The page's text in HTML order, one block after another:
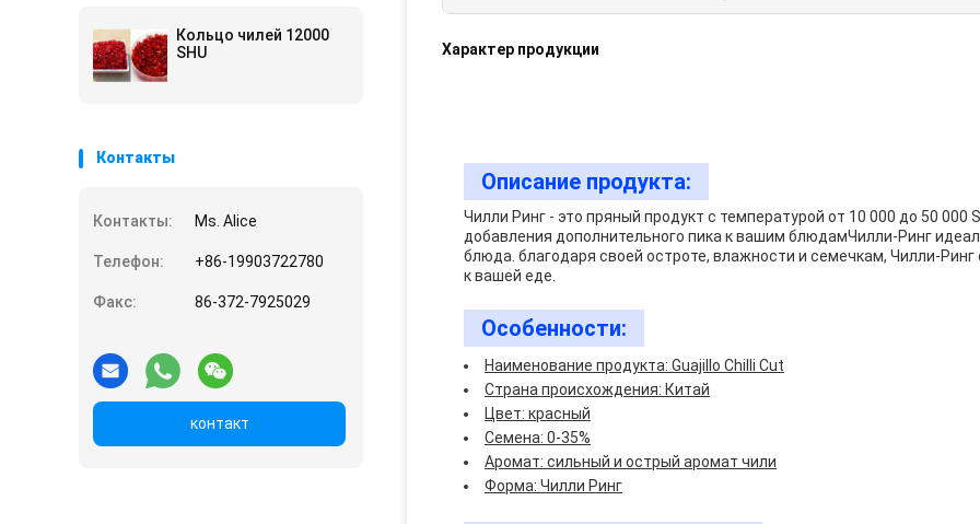
Кольцо чилей 12000
SHU
Контакты
Контакты: Ms. Alice
Телефон: +86-19903722780
Факс: 86-372-7925029
контакт
Характер продукции
Описание продукта:
Чилли Ринг - это пряный продукт с температурой от 10 000 до 50 000
добавления дополнительного пика к вашим блюдамЧилли-Ринг
блюда. благодаря своей остроте, влажности и семечкам, Чилли-
к вашей еде.
Особенности:
Наименование продукта: Guajillo Chilli Cut
Страна происхождения: Китай
Цвет: красный
Семена: 0-35%
Аромат: сильный и острый аромат чили
Форма: Чилли Ринг